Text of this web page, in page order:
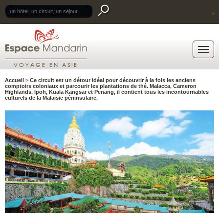
VOYAGE EN ASIE
Accueil > Ce circuit est un détour idéal pour découvrir à la fois les anciens
comptoirs coloniaux et parcourir les plantations de thé. Malacca, Cameron
Highlands, Ipoh, Kuala Kangsar et Penang, il contient tous les incontournables
culturels de la Malaisie péninsulaire.